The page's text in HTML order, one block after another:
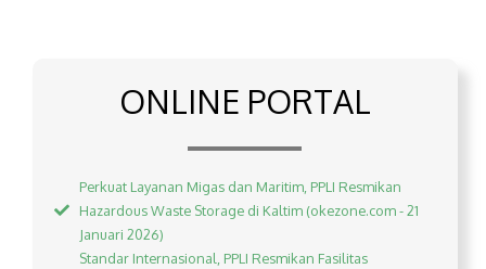
ONLINE PORTAL
Perkuat Layanan Migas dan Maritim, PPLI Resmikan
Hazardous Waste Storage di Kaltim (okezone.com - 21
Januari 2026)
Standar Internasional, PPLI Resmikan Fasilitas